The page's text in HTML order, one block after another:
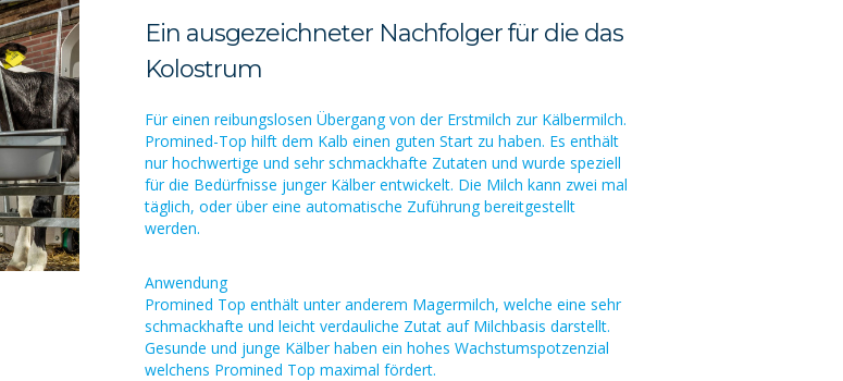
Ein ausgezeichneter Nachfolger für die das
Kolostrum
Für einen reibungslosen Übergang von der Erstmilch zur Kälbermilch.
Promined-Top hilft dem Kalb einen guten Start zu haben. Es enthält
nur hochwertige und sehr schmackhafte Zutaten und wurde speziell
für die Bedürfnisse junger Kälber entwickelt. Die Milch kann zwei mal
täglich, oder über eine automatische Zuführung bereitgestellt
werden.
Anwendung
Promined Top enthält unter anderem Magermilch, welche eine sehr
schmackhafte und leicht verdauliche Zutat auf Milchbasis darstellt.
Gesunde und junge Kälber haben ein hohes Wachstumspotzenzial
welchens Promined Top maximal fördert.